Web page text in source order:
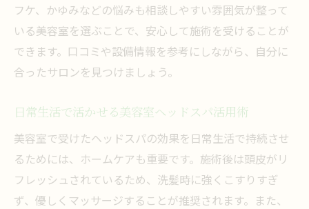
フケ、かゆみなどの悩みも相談しやすい雰囲気が整って
いる美容室を選ぶことで、安心して施術を受けることが
できます。口コミや設備情報を参考にしながら、自分に
合ったサロンを見つけましょう。
日常生活で活かせる美容室ヘッドスパ活用術
美容室で受けたヘッドスパの効果を日常生活で持続させ
るためには、ホームケアも重要です。施術後は頭皮がリ
フレッシュされているため、洗髪時に強くこすりすぎ
ず、優しくマッサージすることが推奨されます。また、